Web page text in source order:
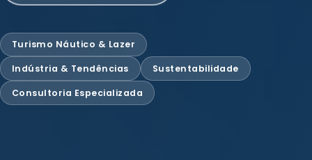
Turismo Náutico & Lazer
Indústria & Tendências Sustentabilidade
Consultoria Especializada